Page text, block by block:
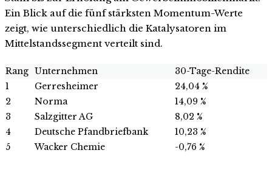
Ein Blick auf die fünf stärksten Momentum-Werte
zeigt, wie unterschiedlich die Katalysatoren im
Mittelstandssegment verteilt sind.
Rang Unternehmen
30-Tage-Rendite
1
Gerresheimer
24,04 %
2
Norma
14,09 %
3
Salzgitter AG
8,02 %
4
Deutsche Pfandbriefbank
10,23 %
5
Wacker Chemie -0,76 %